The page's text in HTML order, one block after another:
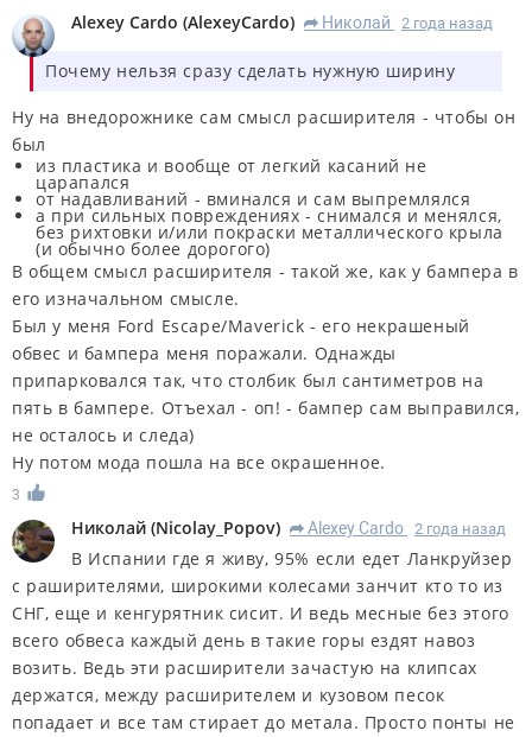
Alexey Cardo (AlexeyCardo) R Николай 2 года назад
Почему нельзя сразу сделать нужную ширину
Ну на внедорожнике сам смысл расширителя - чтобы он
был
из пластика и вообще от легкий касаний не
царапался
от надавливаний - вминался и сам выпремлялся
а при сильных повреждениях - снимался и менялся,
без рихтовки и/или покраски металлического крыла
(и обычно более дорогого)
В общем смысл расширителя - такой же, как у бампера в
его изначальном смысле.
Был у меня Ford Escape/Maverick - его некрашеный
обвес и бампера меня поражали. Однажды
припарковался так, что столбик был сантиметров на
пять в бампере. Отъехал - оп! - бампер сам выправился,
не осталось и следа)
Ну потом мода пошла на все окрашенное.
3
Николай (Nicolay_Popov) R Alexey Cardo 2 года назад
В Испании где я живу, 95% если едет Ланкруйзер
с раширителями, широкими колесами занчит кто то из
СНГ, еще и кенгурятник сисит. И ведь месные без этого
всего обвеса каждый день в такие горы ездят навоз
возить. Ведь эти расширители зачастую на клипсах
держатся, между расширителем и кузовом песок
попадает и все там стирает до метала. Просто понты не